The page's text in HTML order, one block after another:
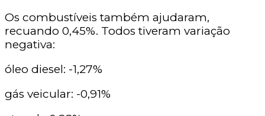
Os combustíveis também ajudaram,
recuando 0,45%. Todos tiveram variação
negativa:
óleo diesel: -1,27%
gás veicular: -0,91%